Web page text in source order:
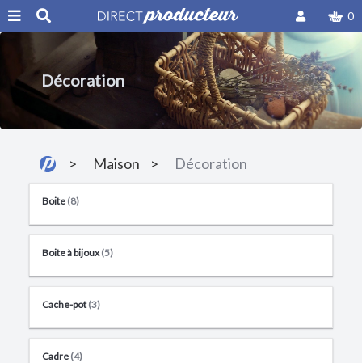
0
Décoration
Maison Décoration
Boite (8)
Boite à bijoux(5)
Cache-pot(3)
Cadre (4)